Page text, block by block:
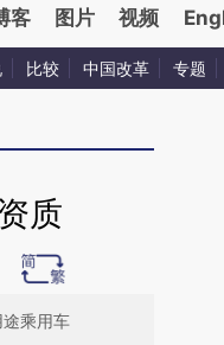
客 图片 视频
比较 中国改革 专题
质
乘用车